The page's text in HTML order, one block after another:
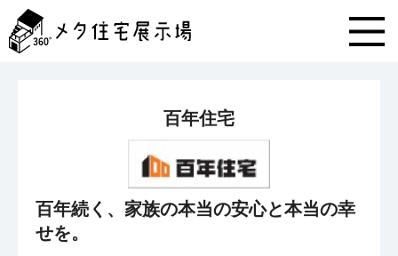
タ
住
百年住宅
百年続く、家族の本当の安心と本当の幸
せを。